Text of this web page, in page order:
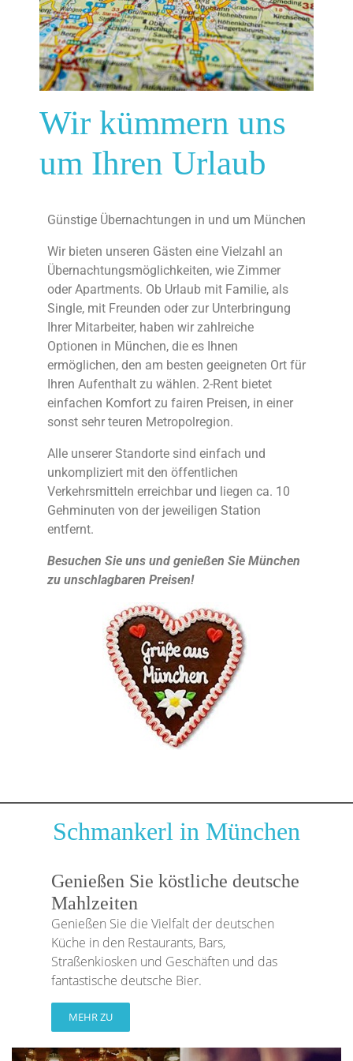
Wir kümmern uns
um Ihren Urlaub
Günstige Übernachtungen in und um München
Wir bieten unseren Gästen eine Vielzahl an
Übernachtungsmöglichkeiten, wie Zimmer
oder Apartments. Ob Urlaub mit Familie, als
Single, mit Freunden oder zur Unterbringung
Ihrer Mitarbeiter, haben wir zahlreiche
Optionen in München, die es Ihnen
ermöglichen, den am besten geeigneten Ort für
Ihren Aufenthalt zu wählen. 2-Rent bietet
einfachen Komfort zu fairen Preisen, in einer
sonst sehr teuren Metropolregion.
Alle unserer Standorte sind einfach und
unkompliziert mit den öffentlichen
Verkehrsmitteln erreichbar und liegen ca. 10
Gehminuten von der jeweiligen Station
entfernt.
Besuchen Sie uns und genießen Sie München
zu unschlagbaren Preisen!
Schmankerl in München
Genießen Sie köstliche deutsche
Mahlzeiten
Genießen Sie die Vielfalt der deutschen
Küche in den Restaurants, Bars,
Straßenkiosken und Geschäften und das
fantastische deutsche Bier.
MEHR ZU